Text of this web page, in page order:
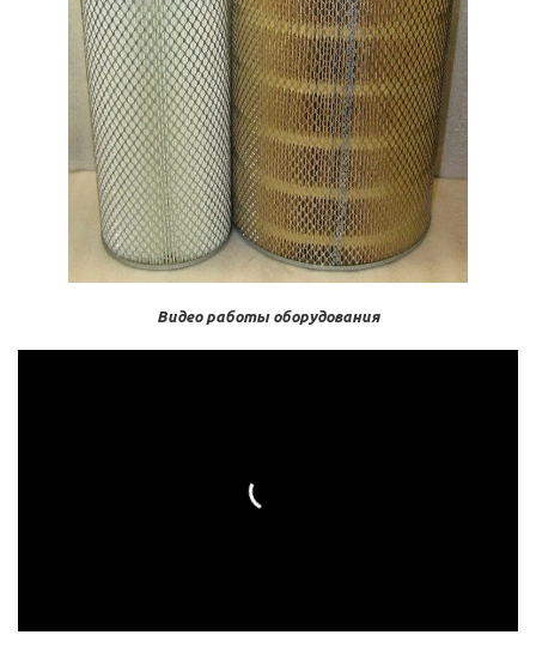
Видео работы оборудования